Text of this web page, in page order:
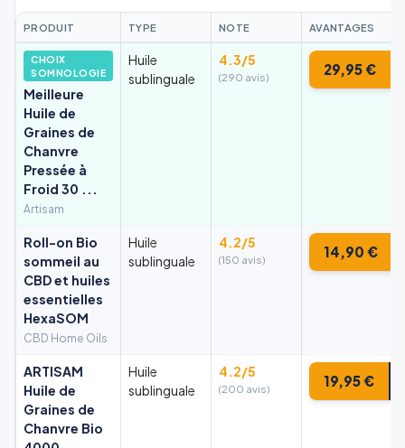
PRODUIT TYPE NOTE AVANTAGES
CHOIX
SOMNOLOGIE
Meilleure
Huile de
Graines de
Chanvre
Pressée à
Froid 30 ...
Artisam
Huile
sublinguale
4.3/5
(290 avis) 29,95 €
Roll-on Bio
sommeil au
CBD et huiles
essentielles
HexaSOM
CBD Home Oils
Huile
sublinguale
4.2/5
(150 avis) 14,90 €
ARTISAM
Huile de
Graines de
Chanvre Bio
Huile
sublinguale
4.2/5
(200 avis) 19,95 €